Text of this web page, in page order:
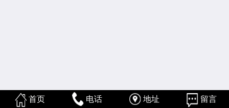
首页 电话 地址 留言